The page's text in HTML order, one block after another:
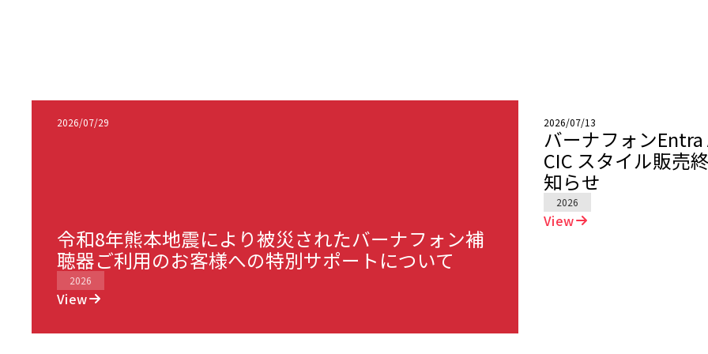
2026/07/29
令和8年熊本地震により被災されたバーナフォン補
聴器ご利用のお客様への特別サポートについて
2026
View
2026/07/13
バーナフォンEntra
CIC スタイル販売
知らせ
2026
View